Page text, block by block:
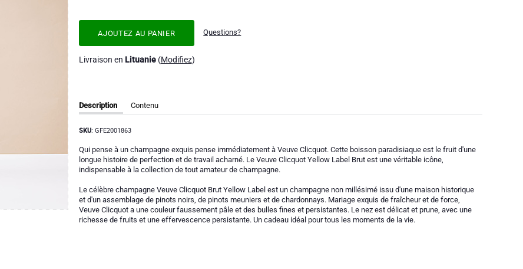
AJOUTEZ AU PANIER Questions?
Livraison en Lituanie(Modifiez)
Description
SKU: GFE2001863
Qui pense à un champagne exquis pense immédiatement à Veuve Clicquot. Cette boisson paradisiaque est le fruit d'une
longue histoire de perfection et de travail acharné. Le Veuve Clicquot Yellow Label Brut est une véritable icône,
indispensable à la collection de tout amateur de champagne.
Le célèbre champagne Veuve Clicquot Brut Yellow Label est un champagne non millésimé issu d'une maison historique
et d'un assemblage de pinots noirs, de pinots meuniers et de chardonnays. Mariage exquis de fraîcheur et de force,
Veuve Clicquot a une couleur faussement pâle et des bulles fines et persistantes. Le nez est délicat et prune, avec une
richesse de fruits et une effervescence persistante. Un cadeau idéal pour tous les moments de la vie.
Contenu